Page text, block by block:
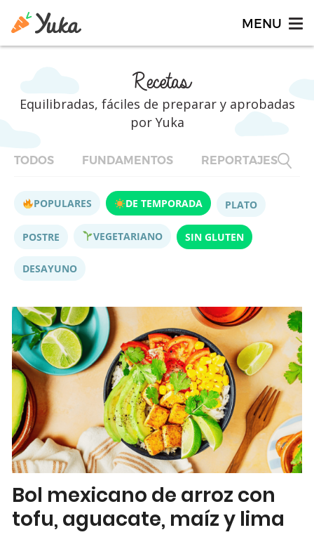
Recetas
Equilibradas, fáciles de preparar y aprobadas
por Yuka
TODOS FUNDAMENTOS REPORTAJES
POPULARES DE TEMPORADA PLATO
POSTRE VEGETARIANO SIN GLUTEN
DESAYUNO
Bol mexicano de arroz con
tofu, aguacate, maíz y lima